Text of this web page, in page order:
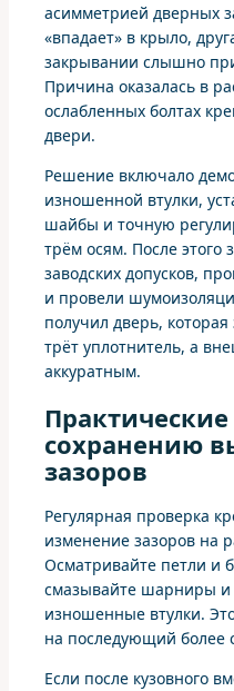
асимметрией дверных
«впадает» в крыло,
закрывании слышно
Причина оказалась в
ослабленных болтах
двери.
Решение включало
изношенной втулки,
шайбы и точную
трём осям. После этого
заводских допусков,
и провели
получил дверь,
трёт уплотнитель, а
аккуратным.
сохранению
зазоров
Регулярная проверка
изменение зазоров на
Осматривайте петли и
смазывайте шарниры и
изношенные втулки.
на последующий более
Если после кузовного